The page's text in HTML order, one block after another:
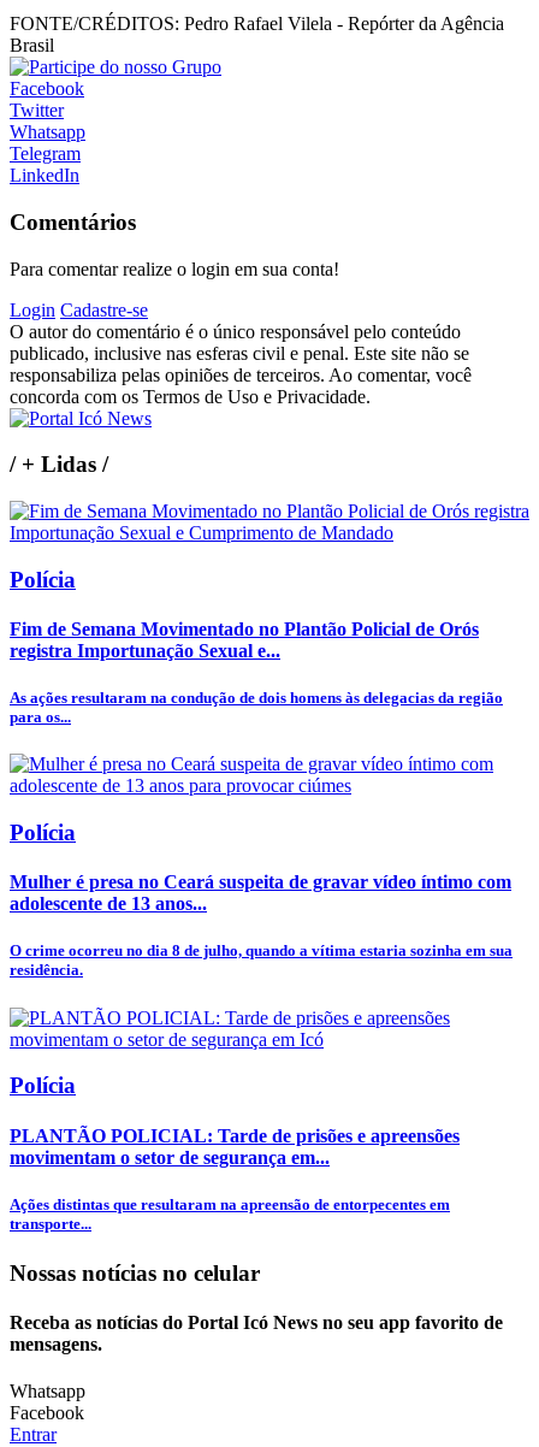
FONTE/CRÉDITOS: Pedro Rafael Vilela - Repórter da Agência
Brasil
Facebook
Twitter
Whatsapp
Telegram
LinkedIn
Comentários
Para comentar realize o login em sua conta!
Login Cadastre-se
O autor do comentário é o único responsável pelo conteúdo
publicado, inclusive nas esferas civil e penal. Este site não se
responsabiliza pelas opiniões de terceiros. Ao comentar, você
concorda com os Termos de Uso e Privacidade.
/+ Lidas /
Polícia
Fim de Semana Movimentado no Plantão Policial de Orós
registra Importunação Sexual e...
As ações resultaram na condução de dois homens às delegacias da região
para os...
Polícia
Mulher é presa no Ceará suspeita de gravar vídeo íntimo com
adolescente de 13 anos...
O crime ocorreu no dia 8 de julho, quando a vítima estaria sozinha em sua
residência.
Polícia
PLANTÃO POLICIAL: Tarde de prisões e apreensões
movimentam o setor de segurança em...
Ações distintas que resultaram na apreensão de entorpecentes em
transporte...
Nossas notícias no celular
Receba as notícias do Portal Icó News no seu app favorito de
mensagens.
Whatsapp
Facebook
Entrar